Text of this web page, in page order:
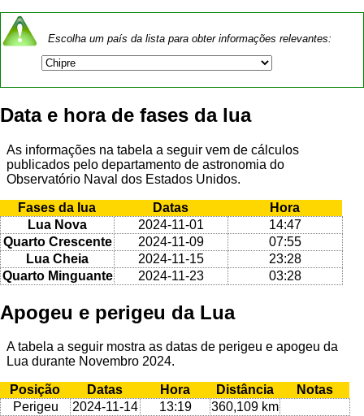
Escolha um país da lista para obter informações relevantes:
Data e hora de fases da lua
As informações na tabela a seguir vem de cálculos
publicados pelo departamento de astronomia do
Observatório Naval dos Estados Unidos.
Fases da lua Datas
Hora
Lua Nova
2024-11-01
14:47
Quarto Crescente
2024-11-09
07:55
Lua Cheia
2024-11-15
23:28
Quarto Minguante
2024-11-23 03:28
Apogeu e perigeu da Lua
A tabela a seguir mostra as datas de perigeu e apogeu da
Lua durante Novembro 2024.
Posição Datas Hora Distância
Notas
Perigeu
2024-11-14 13:19
360,109 km